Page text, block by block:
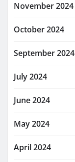
November 2024
October 2024
September 2024
July 2024
June 2024
May 2024
April 2024